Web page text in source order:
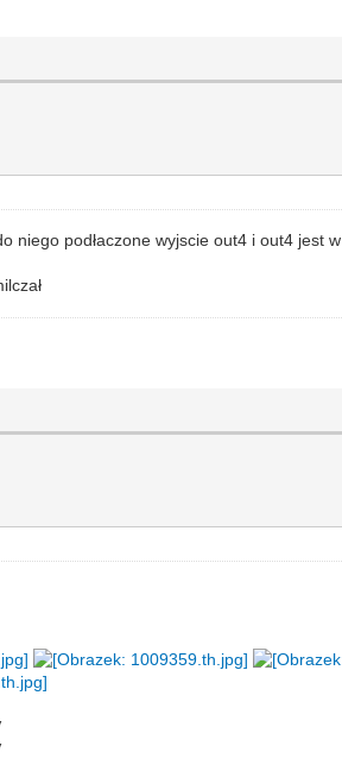
niego podłaczone wyjscie out4 i out4 jest